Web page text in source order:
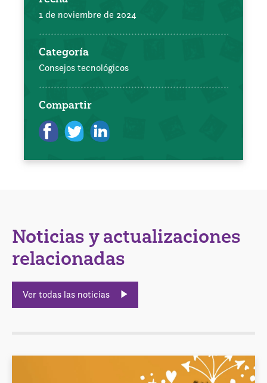
1 de noviembre de 2024
Categoría
Consejos tecnológicos
Compartir
Noticias y actualizaciones
relacionadas
Ver todas las noticias